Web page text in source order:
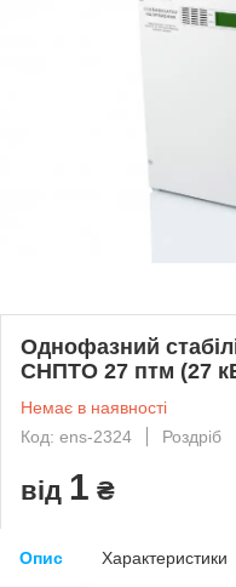
Однофазний
СНПТО 27 птм (27
Немає в наявності
Код: ens-2324
Роздріб
від 1 ₴
Опис Характеристики